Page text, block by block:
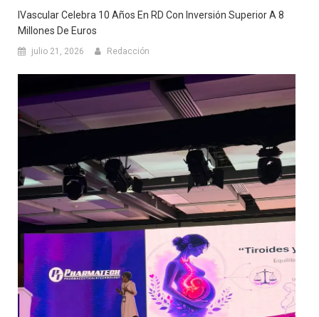
IVascular Celebra 10 Años En RD Con Inversión Superior A 8
Millones De Euros
julio 21, 2026 Redacción